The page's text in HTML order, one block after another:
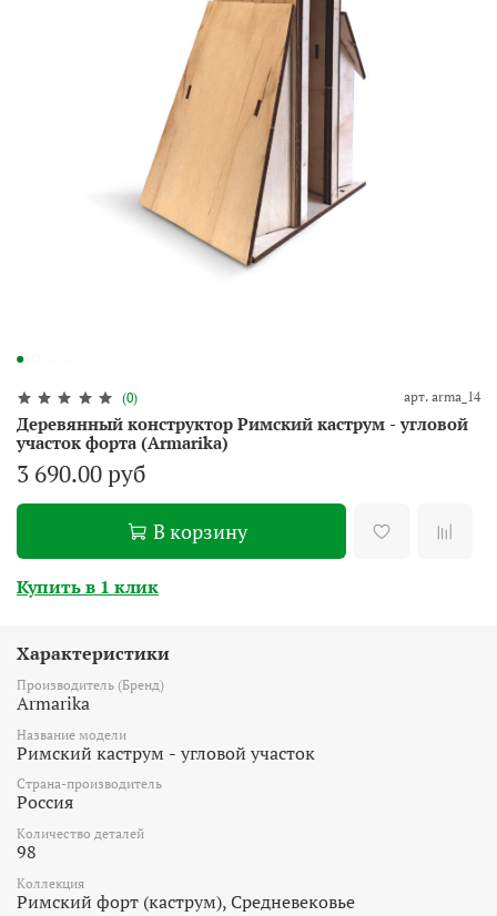
(0) арт. arma_14
Деревянный конструктор Римский каструм - угловой
участок форта (Armarika)
3 690.00 руб
В корзину
Купить в 1 клик
Характеристики
Производитель (Бренд)
Armarika
Название модели
Римский каструм - угловой участок
Страна-производитель
Россия
Количество деталей
98
Коллекция
Римский форт (каструм), Средневековье